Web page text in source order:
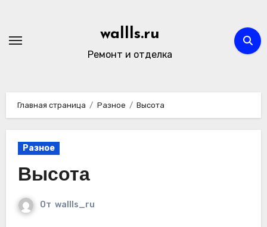
содержимому
wallls.ru
Ремонт и отделка
Главная страница Разное Высота
Разное
Высота
От wallls_ru